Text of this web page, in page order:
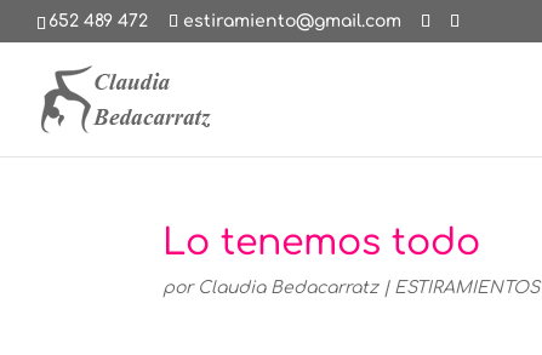
652 489 472 estiramiento@gmail.com
Lo tenemos todo
por Claudia Bedacarratz| ESTIRAMIENTOS